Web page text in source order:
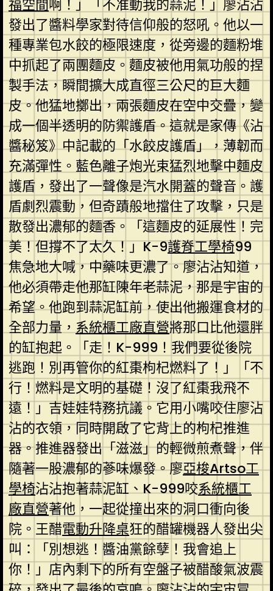
福空間啊！」「不准動我的蒜泥！」廖沾沾
發出了醬料學家對待信仰般的怒吼。他以一
種專業包水餃的極限速度，從旁邊的麵粉堆
中抓起了兩團麵皮。麵皮被他用氣功般的捏
製手法，瞬間擴大成直徑三公尺的巨大麵
皮。他猛地擲出，兩張麵皮在空中交疊，變
成一個半透明的防禦護盾。這就是家傳《沾
醬秘笈》中記載的「水餃皮護盾」，薄韌而
充滿彈性。藍色離子炮光束猛烈地擊中麵皮
護盾，發出了一聲像是汽水開蓋的聲音。護
盾劇烈震動，但奇蹟般地擋住了攻擊，只是
散發出濃郁的麵香。「這麵皮的延展性！完
美！但撐不了太久！」K-9護脊工學椅99
焦急地大喊，中藥味更濃了。廖沾沾知道，
他必須帶走他那缸陳年老蒜泥，那是宇宙的
希望。他跑到蒜泥缸前，使出他搬運食材的
全部力量，系統櫃工廠直營將那口比他還胖
的缸抱起。「走！K-999！我們要從後院
逃跑！別再管你的紅棗枸杞燃料了！」「不
行！燃料是文明的基礎！沒了紅棗我飛不
遠！」吉娃娃特務抗議。它用小嘴咬住廖沾
沾的衣領，同時開啟了它背上的枸杞推進
器。推進器發出「滋滋」的輕微煎煮聲，伴
隨著一股濃郁的蔘味爆發。廖亞梭Artso工
學椅沾沾抱著蒜泥缸、K-999咬系統櫃工
廠直營著他，一起從撞出來的洞口衝向後
院。王醋電動升降桌狂的醋罐機器人發出尖
叫：「別想逃！醬油黨餘孽！我會追上
你！」店內剩下的所有空盤子被醋酸氣波震